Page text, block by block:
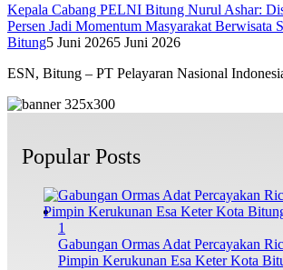
Kepala Cabang PELNI Bitung Nurul Ashar:
Persen Jadi Momentum Masyarakat Berwisata
Bitung5 Juni 20265 Juni 2026
ESN, Bitung – PT Pelayaran Nasional
Popular Posts
1
Gabungan Ormas Adat Percayakan
Pimpin Kerukunan Esa Keter Kota